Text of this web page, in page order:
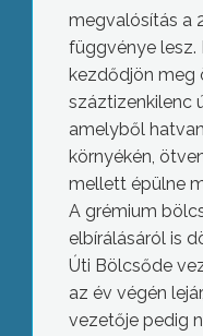
megvalósítás a
függvénye lesz.
kezdődjön meg
száztizenkilenc
amelyből
környékén,
mellett épülne
A grémium
elbírálásáról is
Úti Bölcsőde
az év végén
vezetője pedig